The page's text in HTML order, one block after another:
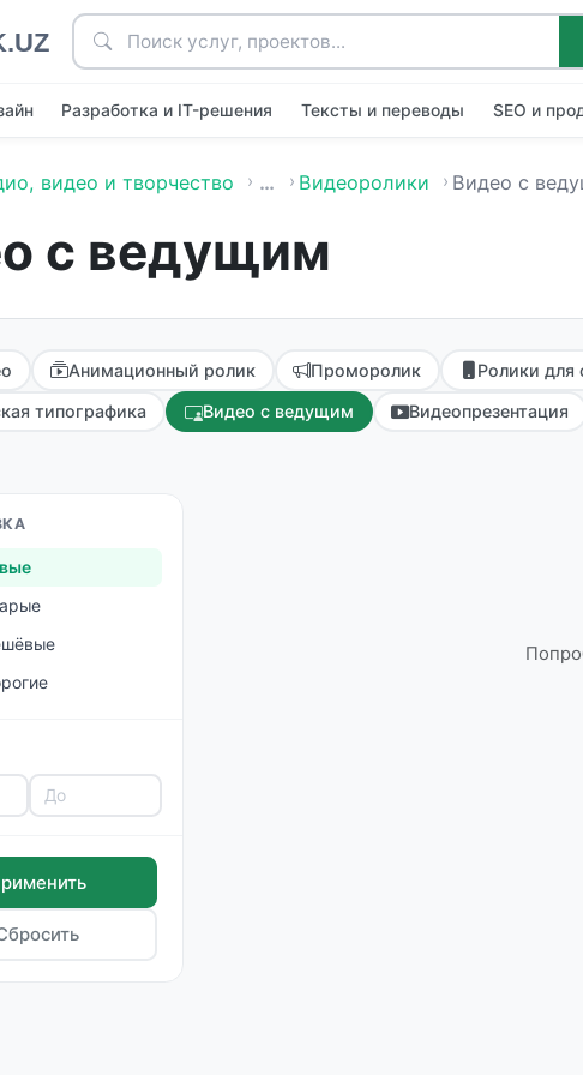
Разработка и IT-решения Тексты и переводы SEO и
видео и творчество … Видеоролики Видео с
с ведущим
Анимационный ролик Проморолик Ролики для
типографика Видео с ведущим Видеопрезентация